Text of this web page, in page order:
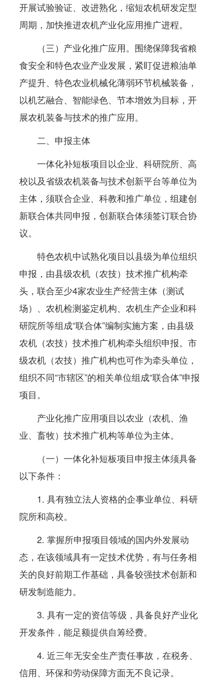
开展试验验证、改进熟化，缩短农机研发定型
周期，加快推进农机产业化应用推广进程。
（三）产业化推广应用。围绕保障我省粮
食安全和特色农业产业发展，紧盯促进粮油单
产提升、特色农业机械化薄弱环节机械装备，
以机艺融合、智能绿色、节本增效为目标，开
展农机装备与技术的推广应用。
二、申报主体
一体化补短板项目以企业、科研院所、高
校以及省级农机装备与技术创新平台等单位为
主体，须联合企业、科教和推广单位，组建创
新联合体共同申报，创新联合体须签订联合协
议。
特色农机中试熟化项目以县级为单位组织
申报，由县级农机（农技）技术推广机构牵
头，联合至少4家农业生产经营主体（测试
场）、农机检测鉴定机构、农机生产企业和科
研院所等组成“联合体”编制实施方案，由县级
农机（农技）技术推广机构牵头组织申报。市
级农机（农技）推广机构也可作为牵头单位，
组织不同“市辖区”的相关单位组成“联合体”申报
项目。
产业化推广应用项目以农业（农机、渔
业、畜牧）技术推广机构等单位为主体。
（一）一体化补短板项目申报主体须具备
以下条件：
1. 具有独立法人资格的企事业单位、科研
院所和高校。
2. 掌握所申报项目领域的国内外发展动
态，在该领域具有一定技术优势，有与任务相
关的良好前期工作基础，具备较强技术创新和
研发制造能力。
3. 具有一定的资信等级，具备良好产业化
开发条件，能足额提供自筹经费。
4. 近三年无安全生产责任事故，在税务、
信用、环保和劳动保障方面无不良记录。